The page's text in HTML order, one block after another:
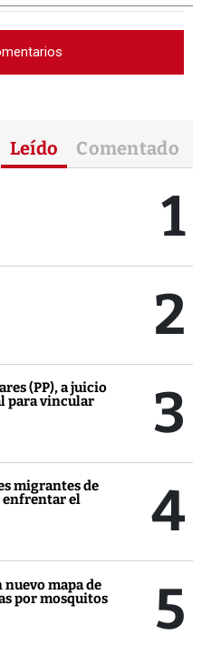
Leído Comentado
1
2
(PP), a juicio
para vincular
3
migrantes de
enfrentar el
4
mapa de
por mosquitos
5